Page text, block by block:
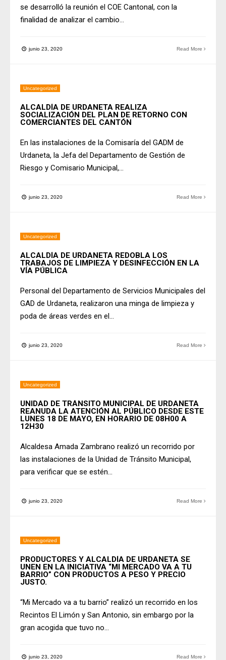
se desarrolló la reunión el COE Cantonal, con la
finalidad de analizar el cambio...
junio 23, 2020 Read More
Uncategorized
ALCALDÍA DE URDANETA REALIZA
SOCIALIZACIÓN DEL PLAN DE RETORNO CON
COMERCIANTES DEL CANTÓN
En las instalaciones de la Comisaría del GADM de
Urdaneta, la Jefa del Departamento de Gestión de
Riesgo y Comisario Municipal,...
junio 23, 2020 Read More
Uncategorized
ALCALDÍA DE URDANETA REDOBLA LOS
TRABAJOS DE LIMPIEZA Y DESINFECCIÓN EN LA
VÍA PÚBLICA
Personal del Departamento de Servicios Municipales del
GAD de Urdaneta, realizaron una minga de limpieza y
poda de áreas verdes en el...
junio 23, 2020 Read More
Uncategorized
UNIDAD DE TRÁNSITO MUNICIPAL DE URDANETA
REANUDA LA ATENCIÓN AL PÚBLICO DESDE ESTE
LUNES 18 DE MAYO, EN HORARIO DE 08H00 A
12H30
Alcaldesa Amada Zambrano realizó un recorrido por
las instalaciones de la Unidad de Tránsito Municipal,
para verificar que se estén...
junio 23, 2020 Read More
Uncategorized
PRODUCTORES Y ALCALDÍA DE URDANETA SE
UNEN EN LA INICIATIVA “MI MERCADO VA A TU
BARRIO” CON PRODUCTOS A PESO Y PRECIO
JUSTO.
“Mi Mercado va a tu barrio” realizó un recorrido en los
Recintos El Limón y San Antonio, sin embargo por la
gran acogida que tuvo no...
junio 23, 2020 Read More